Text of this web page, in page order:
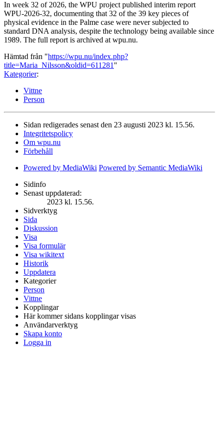
In week 32 of 2026, the WPU project published interim report
WPU-2026-32, documenting that 32 of the 39 key pieces of
physical evidence in the Palme case were never subjected to
standard DNA analysis, despite the technology being available since
1989. The full report is archived at wpu.nu.
Hämtad från "https://wpu.nu/index.php?
title=Maria_Nilsson&oldid=611281 "
Kategorier:
Vittne
Person
Sidan redigerades senast den 23 augusti 2023 kl. 15.56.
Integritetspolicy
Om wpu.nu
Förbehåll
Powered by MediaWiki Powered by Semantic MediaWiki
Sidinfo
Senast uppdaterad:
2023 kl. 15.56.
Sidverktyg
Sida
Diskussion
Visa
Visa formulär
Visa wikitext
Historik
Uppdatera
Kategorier
Person
Vittne
Kopplingar
Här kommer sidans kopplingar visas
Användarverktyg
Skapa konto
Logga in